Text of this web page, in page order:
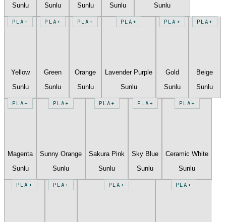
Sunlu
Sunlu
Sunlu
Sunlu
Sunlu
PLA+
Yellow
Sunlu
PLA+
Green
Sunlu
PLA+
Orange
Sunlu
PLA+
Lavender Purple
Sunlu
PLA+
Gold
Sunlu
PLA+
Beige
Sunlu
PLA+
Magenta
Sunlu
PLA+
Sunny Orange
Sunlu
PLA+
Sakura Pink
Sunlu
PLA+
Sky Blue
Sunlu
PLA+
Ceramic White
Sunlu
PLA+ PLA+ PLA+ PLA+